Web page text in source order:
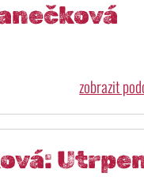
zobrazit